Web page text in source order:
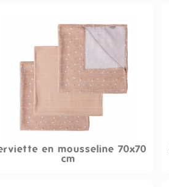
en mousseline 70x70
cm